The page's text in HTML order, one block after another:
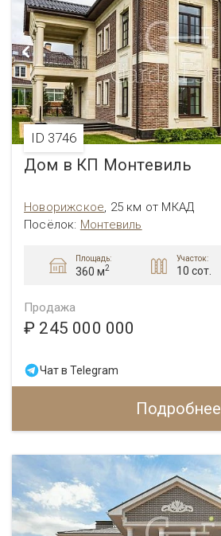
ID 3746
Дом в КП Монтевиль
Новорижское, 25 км от МКАД
Посёлок: Монтевиль
Площадь:
360 м2
Участок:
10 сот.
Продажа
₽ 245 000 000
Чат в Telegram
Подробнее